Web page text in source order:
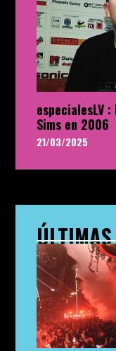
especialesLV
Sims en 2006
21/03/2025